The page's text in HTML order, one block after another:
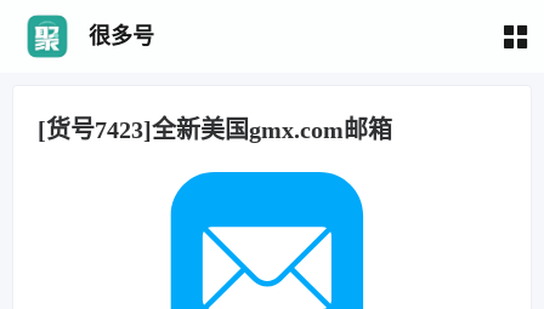
很多号
[货号7423]全新美国gmx.com邮箱